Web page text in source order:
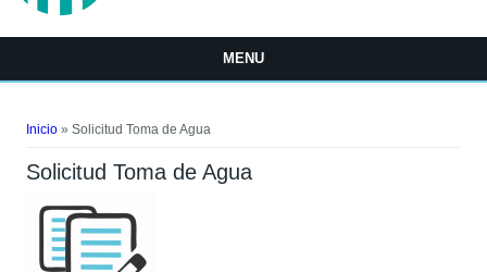
MENU
Inicio » Solicitud Toma de Agua
Solicitud Toma de Agua